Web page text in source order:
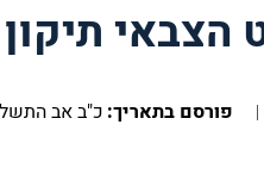
מס' 9 –
פורסם בתאריך: כ"ב אב התשל"ה, 30